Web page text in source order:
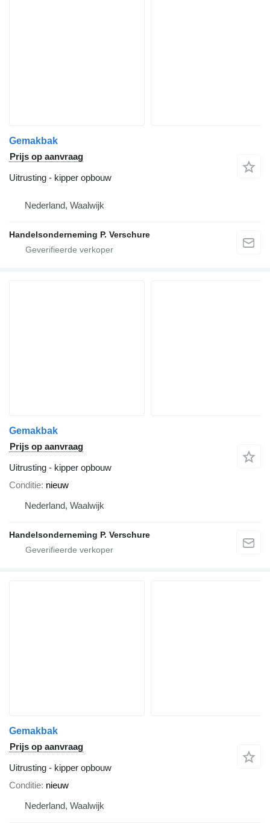
Gemakbak
Prijs op aanvraag
Uitrusting - kipper opbouw
Nederland, Waalwijk
Handelsonderneming P. Verschure
Gemakbak
Prijs op aanvraag
Uitrusting - kipper opbouw
Conditie nieuw
Nederland, Waalwijk
Handelsonderneming P. Verschure
Gemakbak
Prijs op aanvraag
Uitrusting - kipper opbouw
Conditie nieuw
Nederland, Waalwijk